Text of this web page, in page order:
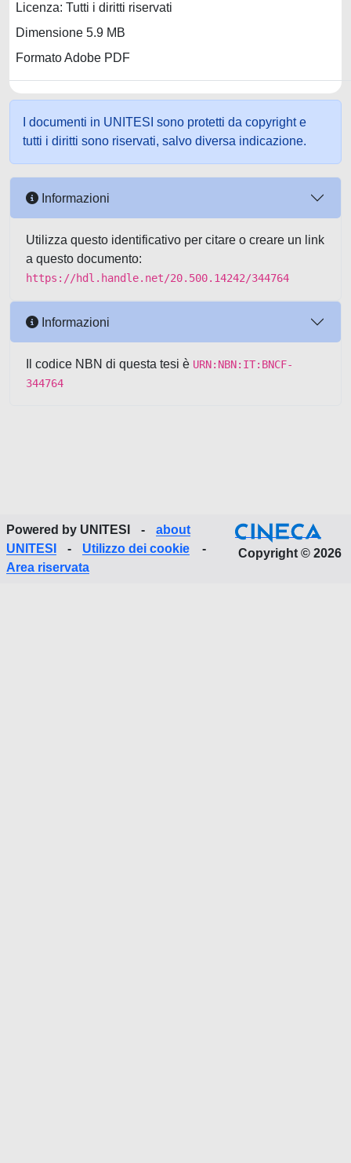
Licenza: Tutti i diritti riservati
Dimensione 5.9 MB
Formato Adobe PDF
I documenti in UNITESI sono protetti da copyright e
tutti i diritti sono riservati, salvo diversa indicazione.
Informazioni
Utilizza questo identificativo per citare o creare un link
a questo documento:
https://hdl.handle.net/20.500.14242/344764
Informazioni
Il codice NBN di questa tesi è URN:NBN:IT:BNCF-
344764
Powered by UNITESI -
about
UNITESI
- Utilizzo dei cookie
-
Area riservata
Copyright © 2026